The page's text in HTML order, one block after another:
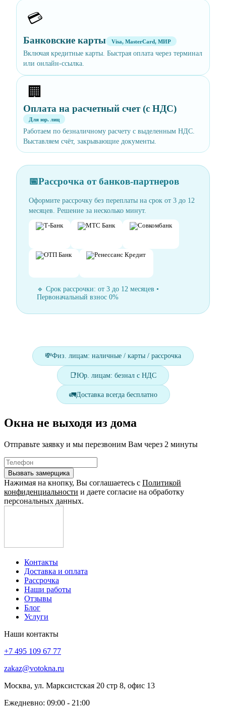
💳
Банковские карты Visa, MasterCard, МИР
Включая кредитные карты. Быстрая оплата через терминал
или онлайн-ссылка.
🏢
Оплата на расчетный счет (с НДС)
Для юр. лиц
Работаем по безналичному расчету с выделенным НДС.
Выставляем счёт, закрывающие документы.
📅Рассрочка от банков-партнеров
Оформите рассрочку без переплаты на срок от 3 до 12
месяцев. Решение за несколько минут.
🔹 Срок рассрочки: от 3 до 12 месяцев •
Первоначальный взнос 0%
💸Физ. лицам: наличные / карты / рассрочка
📑Юр. лицам: безнал с НДС
🚛Доставка всегда бесплатно
Окна не выходя из дома
Отправьте заявку и мы перезвоним Вам через 2 минуты
Нажимая на кнопку, Вы соглашаетесь с Политикой
конфиденциальности и даете согласие на обработку
персональных данных.
Контакты
Доставка и оплата
Рассрочка
Наши работы
Отзывы
Блог
Услуги
Наши контакты
+7 495 109 67 77
zakaz@votokna.ru
Москва, ул. Марксистская 20 стр 8, офис 13
Ежедневно: 09:00 - 21:00